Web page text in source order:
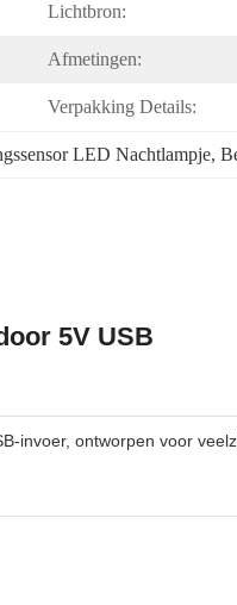
Lichtbron:
Afmetingen:
Verpakking Details:
LED Nachtlampje,
5V USB
invoer, ontworpen voor